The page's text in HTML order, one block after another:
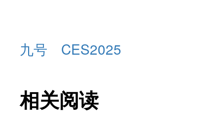
九号 CES2025
相关阅读